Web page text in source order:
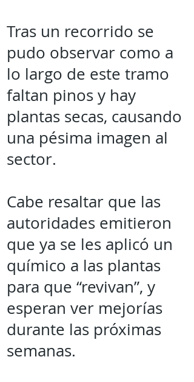
Tras un recorrido se
pudo observar como a
lo largo de este tramo
faltan pinos y hay
plantas secas, causando
una pésima imagen al
sector.
Cabe resaltar que las
autoridades emitieron
que ya se les aplicó un
químico a las plantas
para que “revivan”, y
esperan ver mejorías
durante las próximas
semanas.